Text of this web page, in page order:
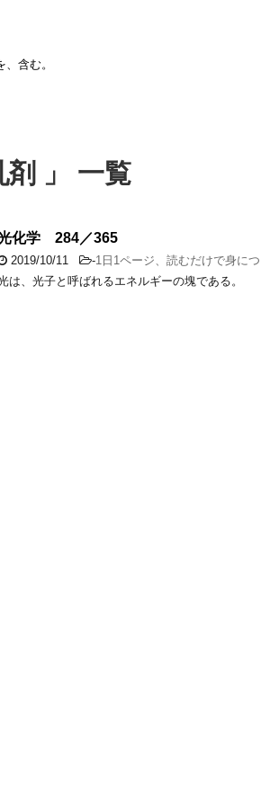
含む。
剤 」 一覧
化学 284／365
2019/10/11 -1日1ページ、読むだけで身に
は、光子と呼ばれるエネルギーの塊である。